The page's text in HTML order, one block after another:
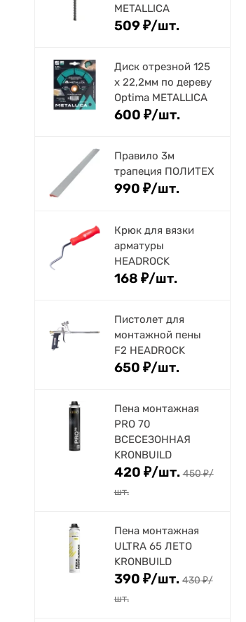
METALLICA
509₽/шт.
Диск отрезной 125
x 22,2мм по дереву
Optima METALLICA
600 ₽/шт.
Правило 3м
трапеция ПОЛИТЕХ
990 ₽/шт.
Крюк для вязки
арматуры
HEADROCK
168 ₽/шт.
Пистолет для
монтажной пены
F2 HEADROCK
650 ₽/шт.
Пена монтажная
PRO 70
ВСЕСЕЗОННАЯ
KRONBUILD
420 ₽/шт. 450₽/
шт.
Пена монтажная
ULTRA 65 ЛЕТО
KRONBUILD
390 ₽/шт. 430₽/
шт.